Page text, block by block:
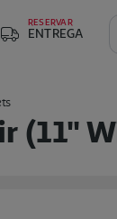
RESERVAR
ENTREGA
(11''